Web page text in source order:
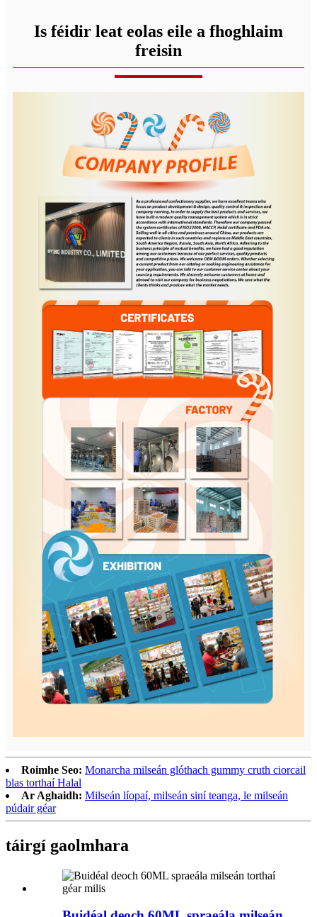
Is féidir leat eolas eile a fhoghlaim
freisin
Roimhe Seo: Monarcha milseán glóthach gummy cruth ciorcail
blas torthaí Halal
Ar Aghaidh: Milseán líopaí, milseán siní teanga, le milseán
púdair géar
táirgí gaolmhara